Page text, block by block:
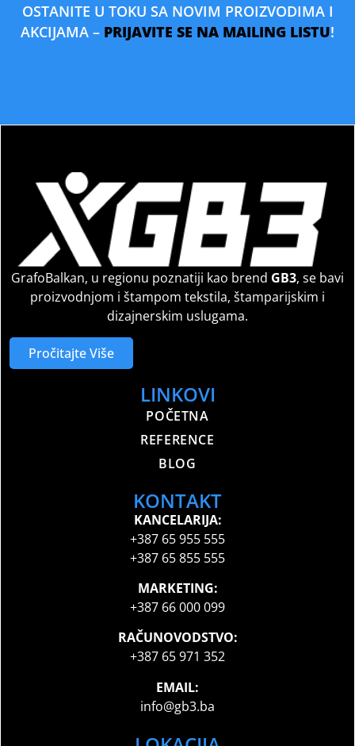
OSTANITE U TOKU SA NOVIM PROIZVODIMA I
AKCIJAMA – PRIJAVITE SE NA MAILING LISTU!
GrafoBalkan, u regionu poznatiji kao brend GB3, se bavi
proizvodnjom i štampom tekstila, štamparijskim i
dizajnerskim uslugama.
Pročitajte Više
LINKOVI
POČETNA
REFERENCE
BLOG
KONTAKT
KANCELARIJA:
+387 65 955 555
+387 65 855 555
MARKETING:
+387 66 000 099
RAČUNOVODSTVO:
+387 65 971 352
EMAIL:
info@gb3.ba